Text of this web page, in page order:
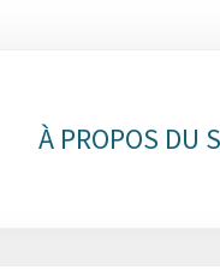
À PROPOS DU